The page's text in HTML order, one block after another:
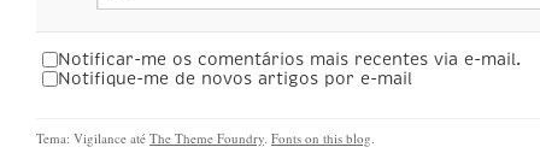
Notificar-me os comentários mais recentes via e-mail.
Notifique-me de novos artigos por e-mail
Tema: Vigilance até The Theme Foundry. Fonts on this blog.